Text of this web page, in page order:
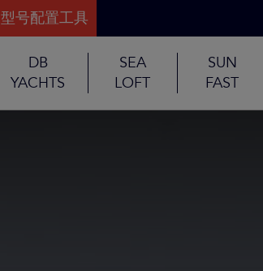
型号配置工具
DB
YACHTS
SEA
LOFT
SUN
FAST